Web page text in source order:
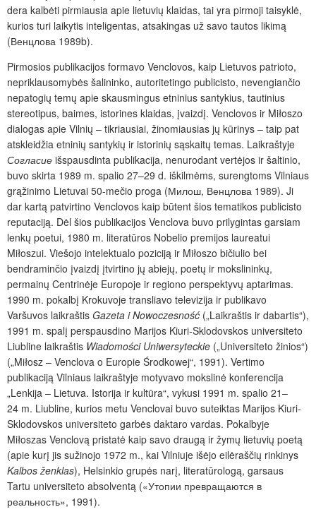
dera kalbėti pirmiausia apie lietuvių klaidas, tai yra pirmoji taisyklė,
kurios turi laikytis inteligentas, atsakingas už savo tautos likimą
(Венцлова 1989b).
Pirmosios publikacijos formavo Venclovos, kaip Lietuvos patrioto,
nepriklausomybės šalininko, autoritetingo publicisto, nevengiančio
nepatogių temų apie skausmingus etninius santykius, tautinius
stereotipus, baimes, istorines klaidas, įvaizdį. Venclovos ir Miłoszo
dialogas apie Vilnių – tikriausiai, žinomiausias jų kūrinys – taip pat
atskleidžia etninių santykių ir istorinių sąskaitų temas. Laikraštyje
Согласие išspausdinta publikacija, nenurodant vertėjos ir šaltinio,
buvo skirta 1989 m. spalio 27–29 d. iškilmėms, surengtoms Vilniaus
grąžinimo Lietuvai 50-mečio proga (Милош, Венцлова 1989). Ji
dar kartą patvirtino Venclovos kaip būtent šios tematikos publicisto
reputaciją. Dėl šios publikacijos Venclova buvo prilygintas garsiam
lenkų poetui, 1980 m. literatūros Nobelio premijos laureatui
Miłoszui. Viešojo intelektualo poziciją ir Miłoszo bičiulio bei
bendraminčio įvaizdį įtvirtino jų abiejų, poetų ir mokslininkų,
permainų Centrinėje Europoje ir regiono perspektyvų aptarimas.
1990 m. pokalbį Krokuvoje transliavo televizija ir publikavo
Varšuvos laikraštis Gazeta i Nowoczesność („Laikraštis ir dabartis“),
1991 m. spalį perspausdino Marijos Kiuri-Sklodovskos universiteto
Liubline laikraštis Wiadomości Uniwersyteckie („Universiteto žinios“)
(„Miłosz – Venclova o Europie Środkowej“, 1991). Vertimo
publikaciją Vilniaus laikraštyje motyvavo mokslinė konferencija
„Lenkija – Lietuva. Istorija ir kultūra“, vykusi 1991 m. spalio 21–
24 m. Liubline, kurios metu Venclovai buvo suteiktas Marijos Kiuri-
Sklodovskos universiteto garbės daktaro vardas. Pokalbyje
Miłoszas Venclovą pristatė kaip savo draugą ir žymų lietuvių poetą
(apie kurį jis sužinojo 1972 m., kai Vilniuje išėjo eilėraščių rinkinys
Kalbos ženklas), Helsinkio grupės narį, literatūrologą, garsaus
Tartu universiteto absolventą («Утопии превращаются в
реальность», 1991).